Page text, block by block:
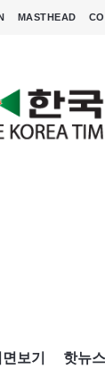
MASTHEAD
보기 핫뉴스